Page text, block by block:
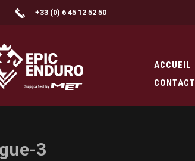
+33 (0) 6 45 12 52 50
ACCUEIL
CONTACT
3